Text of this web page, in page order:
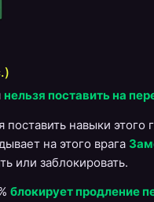
нельзя поставить на
поставить навыки
на этого врага
или заблокировать.
блокирует продление